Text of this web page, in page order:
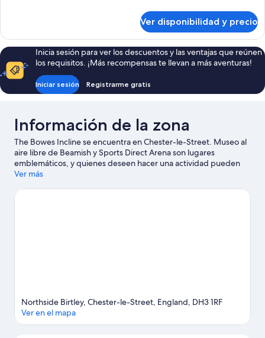
camas
individuales,
baño
privado
con
2
camas
individuales,
baño
privado
Ver disponibilidad y precio
Inicia sesión para ver los descuentos y las ventajas que reúnen
los requisitos. ¡Más recompensas te llevan a más aventuras!
Iniciar sesión Registrarme gratis
Información de la zona
The Bowes Incline se encuentra en Chester-le-Street. Museo al
aire libre de Beamish y Sports Direct Arena son lugares
emblemáticos, y quienes deseen hacer una actividad pueden
visitar Quayside. También vale la pena conocer Tanfield Railway
muchas opciones para disfrutar del agua con actividades como
Ver más
Northside Birtley, Chester-le-Street, England, DH3 1RF
Ver en el mapa